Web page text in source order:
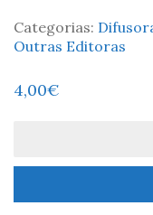
Categorias:
Outras Editoras
4,00€
Actualidade
#9: